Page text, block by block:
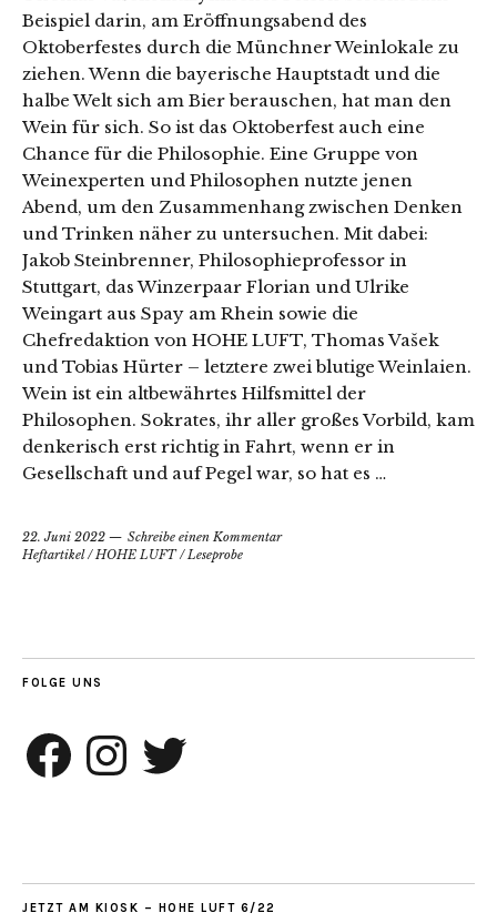
Beispiel darin, am Eröffnungsabend des
Oktoberfestes durch die Münchner Weinlokale zu
ziehen. Wenn die bayerische Hauptstadt und die
halbe Welt sich am Bier berauschen, hat man den
Wein für sich. So ist das Oktoberfest auch eine
Chance für die Philosophie. Eine Gruppe von
Weinexperten und Philosophen nutzte jenen
Abend, um den Zusammenhang zwischen Denken
und Trinken näher zu untersuchen. Mit dabei:
Jakob Steinbrenner, Philosophieprofessor in
Stuttgart, das Winzerpaar Florian und Ulrike
Weingart aus Spay am Rhein sowie die
Chefredaktion von HOHE LUFT, Thomas Vašek
und Tobias Hürter – letztere zwei blutige Weinlaien.
Wein ist ein altbewährtes Hilfsmittel der
Philosophen. Sokrates, ihr aller großes Vorbild, kam
denkerisch erst richtig in Fahrt, wenn er in
Gesellschaft und auf Pegel war, so hat es …
22. Juni 2022
Schreibe einen Kommentar
Heftartikel/HOHE LUFT/Leseprobe
FOLGE UNS
Facebook InstagramTwitter
JETZT AM KIOSK – HOHE LUFT 6/22